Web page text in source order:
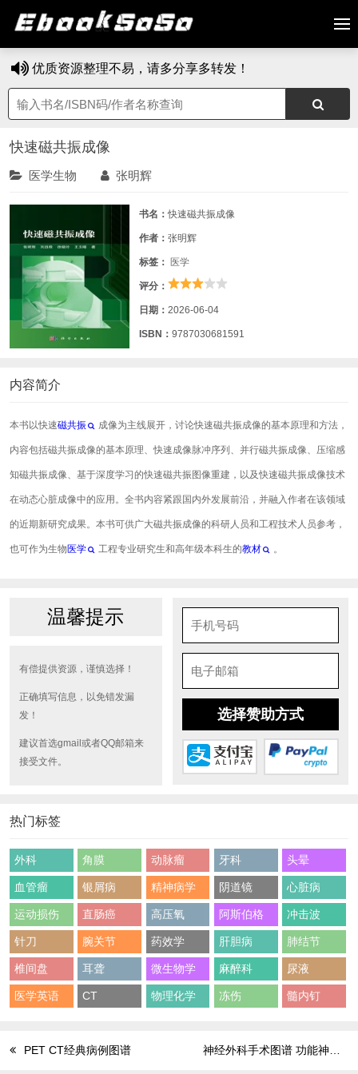
优质资源整理不易，请多分享多转发！
快速磁共振成像
医学生物 张明辉
书名：快速磁共振成像
作者： 张明辉
标签： 医学
评分：
日期： 2026-06-04
ISBN： 9787030681591
内容简介
本书以快速磁共振 成像为主线展开，讨论快速磁共振成像的基本原理和方法，
内容包括磁共振成像的基本原理、快速成像脉冲序列、并行磁共振成像、压缩感
知磁共振成像、基于深度学习的快速磁共振图像重建，以及快速磁共振成像技术
在动态心脏成像中的应用。全书内容紧跟国内外发展前沿，并融入作者在该领域
的近期新研究成果。本书可供广大磁共振成像的科研人员和工程技术人员参考，
也可作为生物 医学 工程专业研究生和高年级本科生的教材 。
温馨提示
有偿提供资源，谨慎选择！
正确填写信息，以免错发漏
发！
建议首选gmail或者QQ邮箱来
接受文件。
选择赞助方式
热门标签
外科 角膜 动脉瘤 牙科 头晕
血管瘤 银屑病 精神病学 阴道镜 心脏病
运动损伤 直肠癌 高压氧 阿斯伯格 冲击波
针刀 腕关节 药效学 肝胆病 肺结节
椎间盘 耳聋 微生物学 麻醉科 尿液
医学英语 CT 物理化学 冻伤 髓内钉
PET CT经典病例图谱